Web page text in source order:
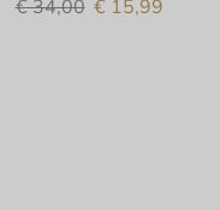
€34,00 €15,99